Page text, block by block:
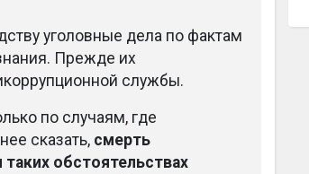
уголовные дела по фактам
Прежде их
службы.
по случаям, где
сказать, смерть
обстоятельствах